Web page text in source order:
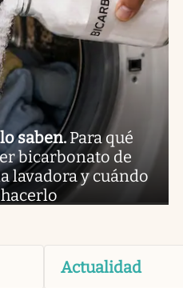
saben.Para qué
bicarbonato de
lavadora y cuándo
Actualidad